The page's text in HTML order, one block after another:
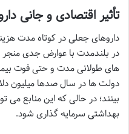
تأثیر اقتصادی و جانی
داروهای جعلی در کوتاه مدت
در بلندمدت با عوارض جدی منجر
های طولانی مدت و حتی فوت
دولت ها در سال صدها میلیون
بینند؛ در حالی که این منابع
بهداشتی سرمایه گذاری شود.